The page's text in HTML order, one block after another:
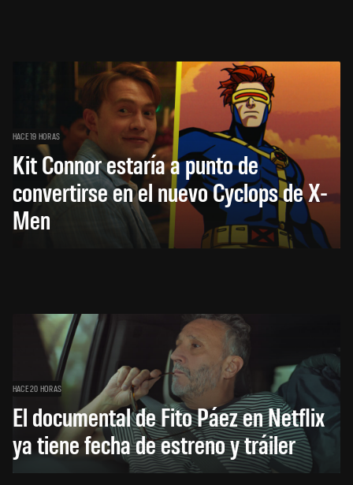
HACE 19 HORAS
Kit Connor estaría a punto de
convertirse en el nuevo Cyclops de X-
Men
HACE 20 HORAS
El documental de Fito Páez en Netflix
ya tiene fecha de estreno y tráiler